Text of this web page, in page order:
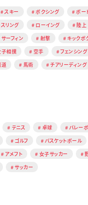
スキー ボクシング ボー
リング ローイング 陸上
サーフィン 射撃 キックボ
子相撲 空手 フェンシング
道 馬術 チアリーディング
テニス 卓球
バレー
ゴルフ バスケットボール
アメフト 女子サッカー
サッカー